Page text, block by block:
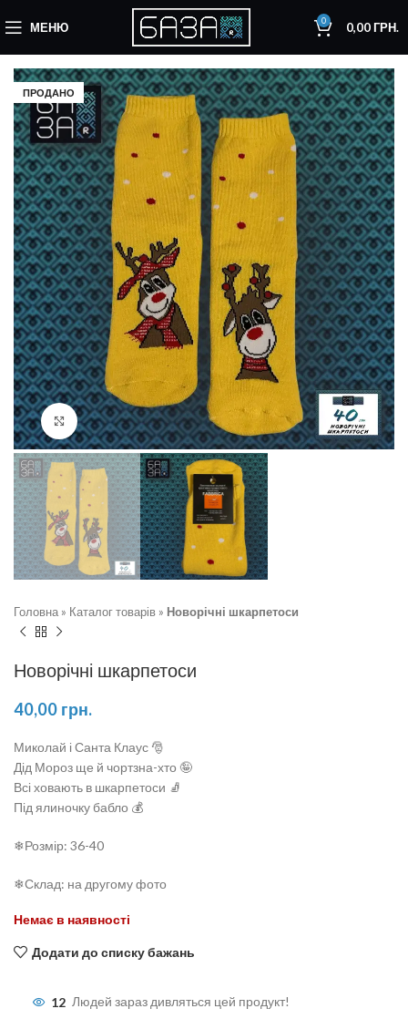
МЕНЮ 0 0,00ГРН.
ПРОДАНО
Натисніть, щоб збільшити
Головна » Каталог товарів » Новорічні шкарпетоси
Новорічні шкарпетоси
40,00 грн.
Миколай і Санта Клаус 🎅
Дід Мороз ще й чортзна-хто 🤪
Всі ховають в шкарпетоси 🧦
Під ялиночку бабло 💰
❄Розмір: 36-40
❄Склад: на другому фото
Немає в наявності
Додати до списку бажань
12 Людей зараз дивляться цей продукт!